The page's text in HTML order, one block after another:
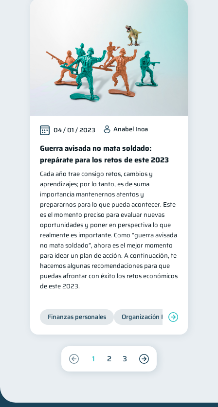
04 / 01 / 2023 Anabel Inoa
Guerra avisada no mata soldado:
prepárate para los retos de este 2023
Cada año trae consigo retos, cambios y
aprendizajes; por lo tanto, es de suma
importancia mantenernos atentos y
prepararnos para lo que pueda acontecer. Este
es el momento preciso para evaluar nuevas
oportunidades y poner en perspectiva lo que
realmente es importante. Como “guerra avisada
no mata soldado”, ahora es el mejor momento
para idear un plan de acción. A continuación, te
hacemos algunas recomendaciones para que
puedas afrontar con éxito los retos económicos
de este 2023.
Finanzas personales Organización Financiera
1 2 3